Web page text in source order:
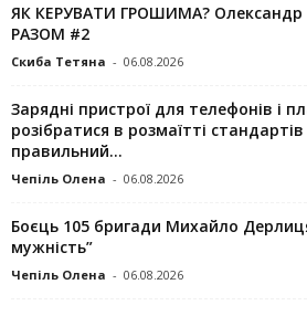
ЯК КЕРУВАТИ ГРОШИМА?
РАЗОМ #2
Скиба Тетяна - 06.08.2026
Зарядні пристрої для телефонів і
розібратися в розмаїтті
правильний...
Чепіль Олена - 06.08.2026
Боєць 105 бригади Михайло
мужність”
Чепіль Олена - 06.08.2026